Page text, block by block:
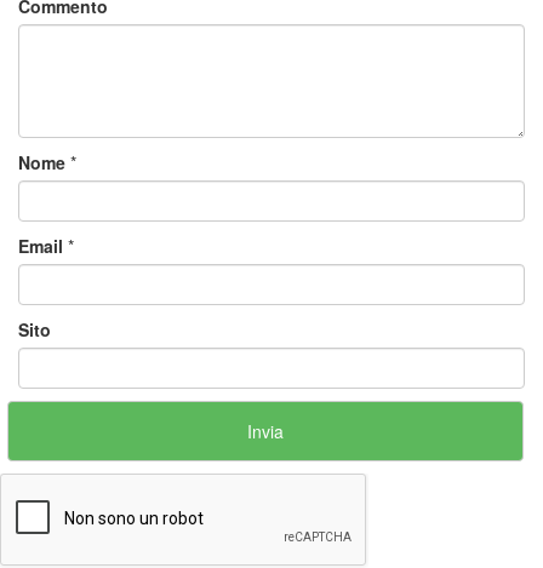
Commento
Nome *
Email *
Sito